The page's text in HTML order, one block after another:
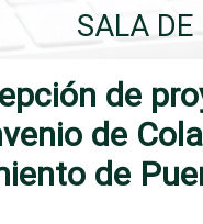
SALA DE
de
de
de